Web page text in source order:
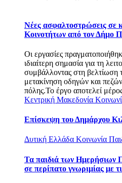
Νέες ασφαλτοστρώσεις σε
Κοινοτήτων από τον Δήμο
Οι εργασίες
ιδιαίτερη σημασία για τη
συμβάλλοντας στη βελτίωση
μετακίνηση οδηγών και
πόλης.Το έργο αποτελεί
Κεντρική Μακεδονία
Επίσκεψη του Δημάρχου
Δυτική Ελλάδα Κοινωνία
Τα παιδιά των Ημερήσιων
σε περίπατο γνωριμίας με